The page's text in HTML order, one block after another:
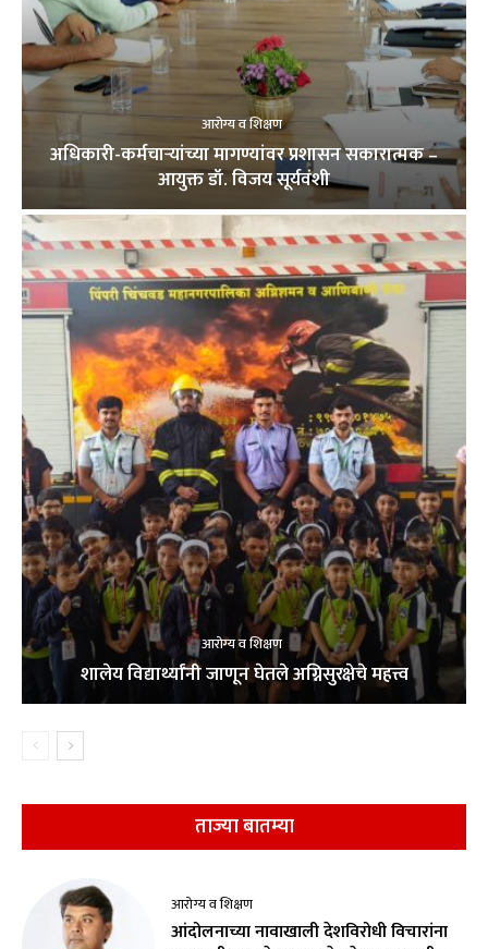
आरोग्य व शिक्षण
अधिकारी-कर्मचाऱ्यांच्या मागण्यांवर प्रशासन सकारात्मक –
आयुक्त डॉ. विजय सूर्यवंशी
आरोग्य व शिक्षण
शालेय विद्यार्थ्यांनी जाणून घेतले अग्निसुरक्षेचे महत्त्व
ताज्या बातम्या
आरोग्य व शिक्षण
आंदोलनाच्या नावाखाली देशविरोधी विचारांना